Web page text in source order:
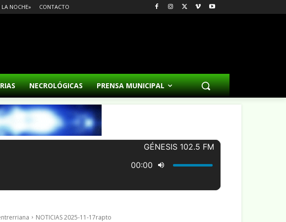
LA NOCHE» CONTACTO
NECROLÓGICAS PRENSA MUNICIPAL
NOTICIAS 2025-11-17rapto